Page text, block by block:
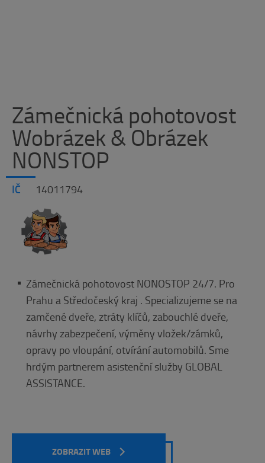
Zámečnická pohotovost
Wobrázek & Obrázek
NONSTOP
IČ 14011794
Zámečnická pohotovost NONOSTOP 24/7. Pro
Prahu a Středočeský kraj . Specializujeme se na
zamčené dveře, ztráty klíčů, zabouchlé dveře,
návrhy zabezpečení, výměny vložek/zámků,
opravy po vloupání, otvírání automobilů. Sme
hrdým partnerem asistenční služby GLOBAL
ASSISTANCE.
ZOBRAZIT WEB